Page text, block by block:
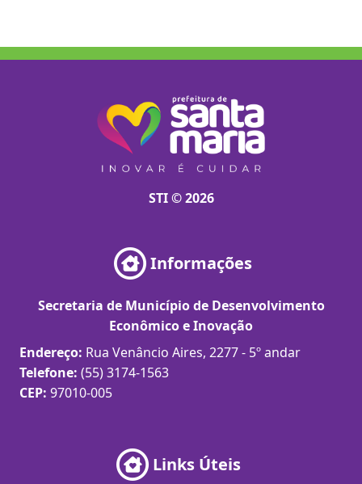
STI © 2026
Informações
Secretaria de Município de Desenvolvimento
Econômico e Inovação
Endereço: Rua Venâncio Aires, 2277 - 5º andar
Telefone: (55) 3174-1563
CEP: 97010-005
Links Úteis